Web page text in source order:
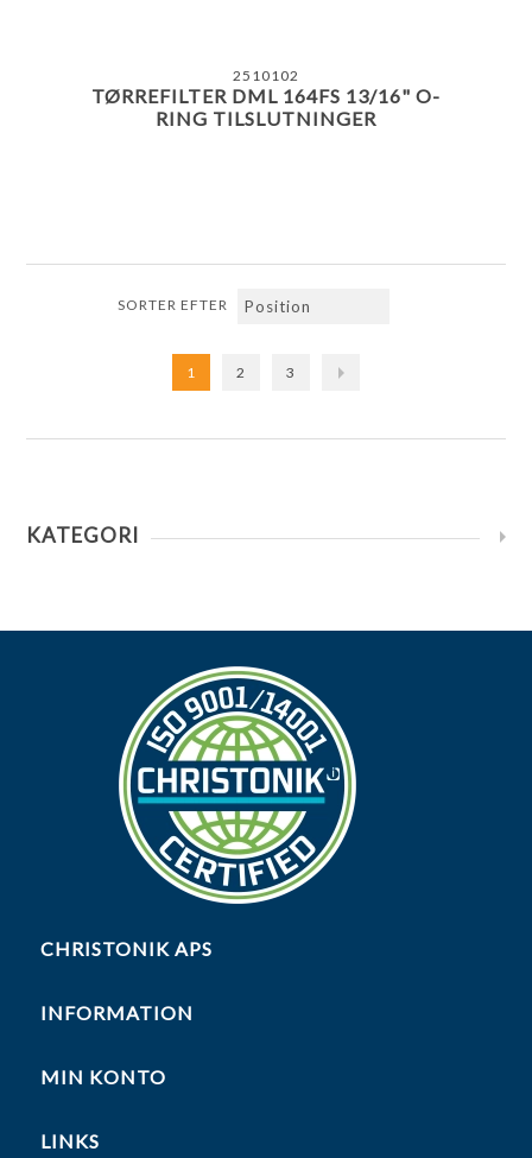
2510102
TØRREFILTER DML 164FS 13/16" O-
RING TILSLUTNINGER
SORTER EFTER
1 2 3
KATEGORI
CHRISTONIK APS
INFORMATION
MIN KONTO
LINKS